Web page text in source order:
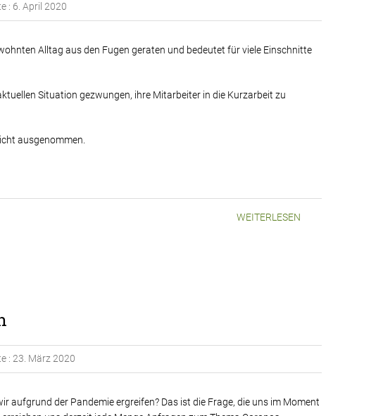
: 6. April 2020
Alltag aus den Fugen geraten und bedeutet für viele Einschnitte
Situation gezwungen, ihre Mitarbeiter in die Kurzarbeit zu
ausgenommen.
WEITERLESEN
: 23. März 2020
aufgrund der Pandemie ergreifen? Das ist die Frage, die uns im Moment